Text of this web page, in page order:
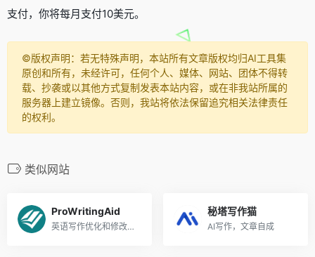
支付，你将每月支付10美元。
©️版权声明：若无特殊声明，本站所有文章版权均归AI工具集
原创和所有，未经许可，任何个人、媒体、网站、团体不得转
载、抄袭或以其他方式复制发表本站内容，或在非我站所属的
服务器上建立镜像。否则，我站将依法保留追究相关法律责任
的权利。
类似网站
ProWritingAid
英语写作优化和修改工具
秘塔写作猫
AI写作，文章自成